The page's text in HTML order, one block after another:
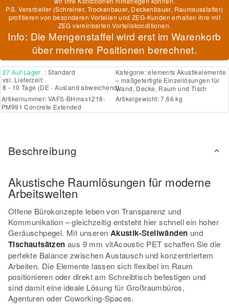
P.S. Verarbeiter (Schreiner, Trockenbauer, Deckenbauer, Raumausstatter)
profitieren von besonderen Vorteilen und ZEG-Kunden erhalten ihre mit
ZEG vereinbarten Vorteilskonditionen.
Info: Die Mengenstaffel wird erst im Warenkorb
über mehrere Positionen berechnet.
27 Auf Lager : Standard
vsl. Lieferzeit:
8 - 10 Tage (DE - Ausland abweichend)
Kategorie:elements Akustikelemente
– maßgefertigte Einzellösungen für
Wand, Decke, Raum und Tisch
Artikelnummer: VAFS-BHmax1218-
PM991 Concrete Extended
Artikelgewicht: 7,66 kg
Beschreibung
Akustische Raumlösungen für moderne
Arbeitswelten
Offene Bürokonzepte leben von Transparenz und
Kommunikation – gleichzeitig entsteht hier schnell ein hoher
Geräuschpegel. Mit unseren Akustik-Stellwänden und
Tischaufsätzen aus 9 mm vitAcoustic PET schaffen Sie die
perfekte Balance zwischen Austausch und konzentriertem
Arbeiten. Die Elemente lassen sich flexibel im Raum
positionieren oder direkt am Schreibtisch befestigen und
sind damit eine ideale Lösung für Großraumbüros,
Agenturen oder Coworking-Spaces.